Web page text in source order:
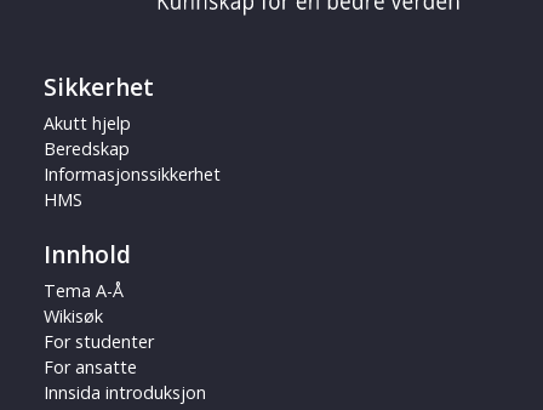
Sikkerhet
Akutt hjelp
Beredskap
Informasjonssikkerhet
HMS
Innhold
Tema A-Å
Wikisøk
For studenter
For ansatte
Innsida introduksjon